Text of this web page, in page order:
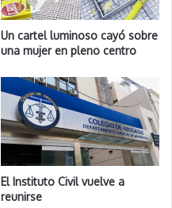
Un cartel luminoso cayó sobre
una mujer en pleno centro
El Instituto Civil vuelve a
reunirse